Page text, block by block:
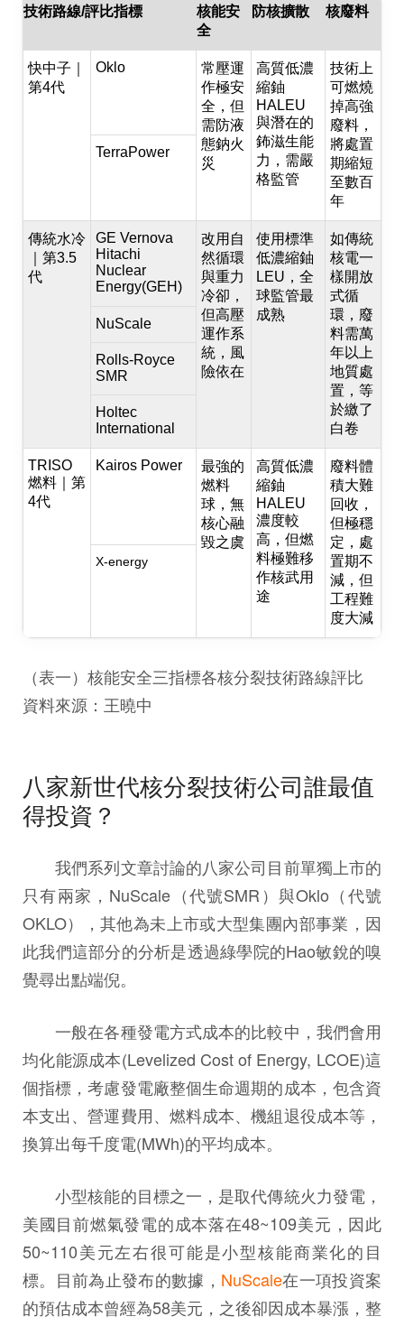
技術路線/評比指標
核能安
全
防核擴散 核廢料
快中子｜
第4代
Oklo
常壓運
作極安
全，但
需防液
態鈉火
災
高質低濃
縮鈾
HALEU
與潛在的
鈽滋生能
力，需嚴
格監管
技術上
可燃燒
掉高強
廢料，
將處置
期縮短
至數百
年
TerraPower
傳統水冷
｜第3.5
代
GE Vernova
Hitachi
Nuclear
Energy(GEH)
改用自
然循環
與重力
冷卻，
但高壓
運作系
統，風
險依在
使用標準
低濃縮鈾
LEU，全
球監管最
成熟
如傳統
核電一
樣開放
式循
環，廢
料需萬
年以上
地質處
置，等
於繳了
白卷
NuScale
Rolls-Royce
SMR
Holtec
International
TRISO
燃料｜第
4代
Kairos Power
最強的
燃料
球，無
核心融
毀之虞
高質低濃
縮鈾
HALEU
濃度較
高，但燃
料極難移
作核武用
途
廢料體
積大難
回收，
但極穩
定，處
置期不
減，但
工程難
度大減
X-energy
（表一）核能安全三指標各核分裂技術路線評比
資料來源：王曉中
八家新世代核分裂技術公司誰最值
得投資？
我們系列文章討論的八家公司目前單獨上市的
只有兩家，NuScale（代號SMR）與Oklo（代號
OKLO），其他為未上市或大型集團內部事業，因
此我們這部分的分析是透過綠學院的Hao敏銳的嗅
覺尋出點端倪。
一般在各種發電方式成本的比較中，我們會用
均化能源成本(Levelized Cost of Energy, LCOE)這
個指標，考慮發電廠整個生命週期的成本，包含資
本支出、營運費用、燃料成本、機組退役成本等，
換算出每千度電(MWh)的平均成本。
小型核能的目標之一，是取代傳統火力發電，
美國目前燃氣發電的成本落在48~109美元，因此
50~110美元左右很可能是小型核能商業化的目
標。目前為止發布的數據， NuScale在一項投資案
的預估成本曾經為58美元，之後卻因成本暴漲，整